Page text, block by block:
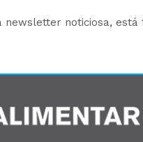
newsletter noticiosa,